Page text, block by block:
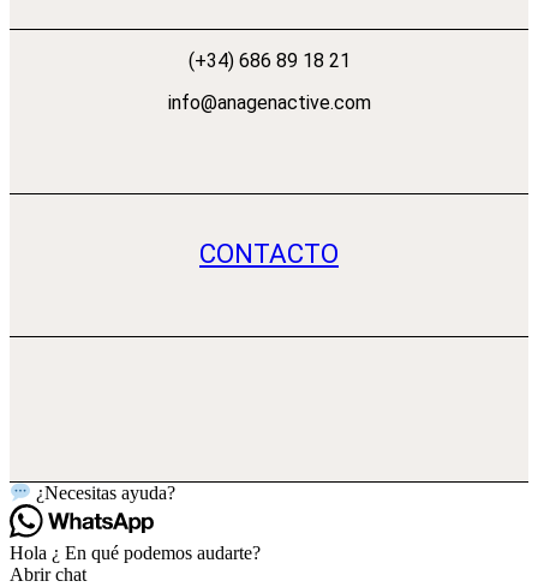
(+34) 686 89 18 21
info@anagenactive.com
CONTACTO
¿Necesitas ayuda?
Hola ¿ En qué podemos audarte?
Abrir chat